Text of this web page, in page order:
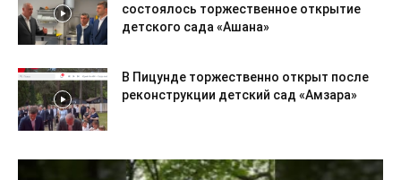
состоялось торжественное открытие
детского сада «Ашана»
В Пицунде торжественно открыт после
реконструкции детский сад «Амзара»